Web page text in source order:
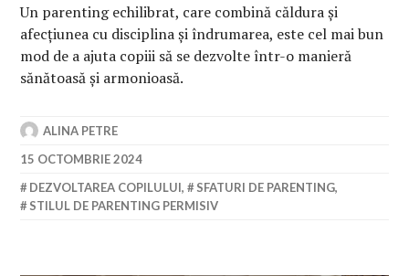
Un parenting echilibrat, care combină căldura și
afecțiunea cu disciplina și îndrumarea, este cel mai bun
mod de a ajuta copiii să se dezvolte într-o manieră
sănătoasă și armonioasă.
ALINA PETRE
15 OCTOMBRIE 2024
DEZVOLTAREA COPILULUI, SFATURI DE PARENTING,
STILUL DE PARENTING PERMISIV